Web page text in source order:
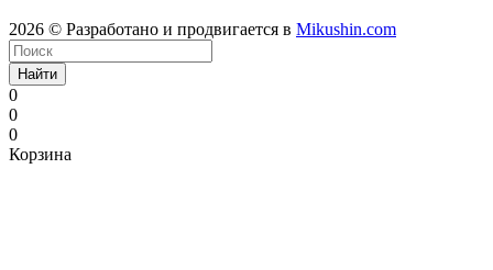
2026 © Разработано и продвигается в Mikushin.com
Найти
0
0
0
Корзина